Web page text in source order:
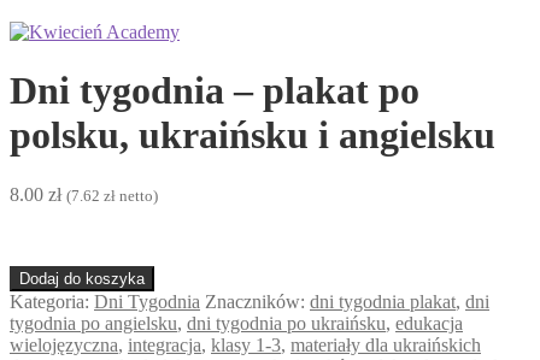
Dni tygodnia – plakat po
polsku, ukraińsku i angielsku
8.00 zł (7.62 zł netto)
ilość
Dni
tygodnia
–
Dodaj do koszyka
Kategoria: Dni Tygodnia Znaczników: dni tygodnia plakat, dni
tygodnia po angielsku, dni tygodnia po ukraińsku, edukacja
wielojęzyczna, integracja, klasy 1-3, materiały dla ukraińskich